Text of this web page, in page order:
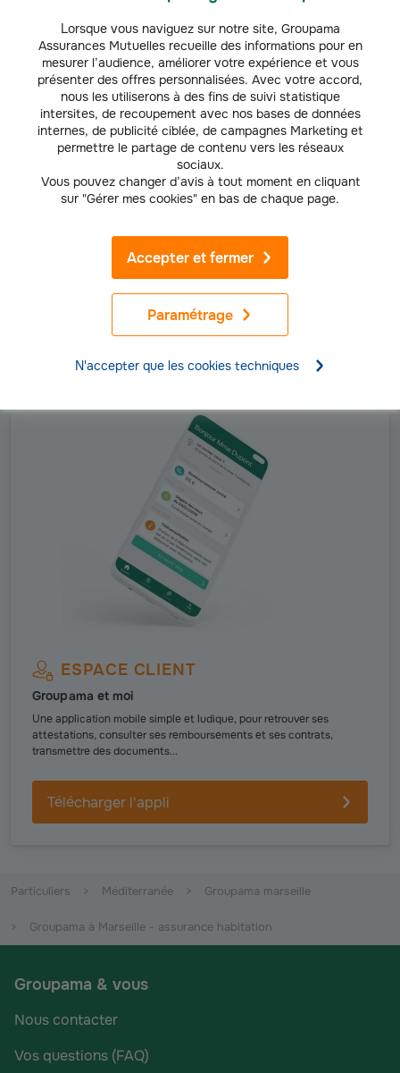
Lorsque vous naviguez sur notre site, Groupama
Assurances Mutuelles recueille des informations pour en
mesurer l’audience, améliorer votre expérience et vous
présenter des offres personnalisées. Avec votre accord,
nous les utiliserons à des fins de suivi statistique
intersites, de recoupement avec nos bases de données
internes, de publicité ciblée, de campagnes Marketing et
permettre le partage de contenu vers les réseaux
sociaux.
Vous pouvez changer d’avis à tout moment en cliquant
sur "Gérer mes cookies" en bas de chaque page.
Paramétrage
Accepter et fermer
N'accepter que les cookies techniques
Marseille est là pour vous répondre.
Simulez votre
tarif assurance
habitation
gratuitement
Tarif habitation
Déclarez et suivez votre sinistre en quelques
application. Zéro paperasse.
ESPACE CLIENT
Groupama et moi
Une application mobile simple et ludique, pour retrouver ses
attestations, consulter ses remboursements et ses contrats,
transmettre des documents...
Télécharger l'appli
Particuliers Méditerranée Groupama marseille
Groupama à Marseille - assurance habitation
Groupama & vous
Nous contacter
Vos questions (FAQ)